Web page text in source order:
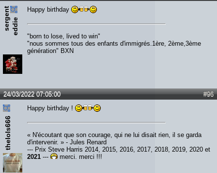
s
e
rg
e
n
t
e
d
d
ie
Happy birthday
"born to lose, lived to win"
"nous sommes tous des enfants d'immigrés.1ère, 2ème,3ème
génération" BXN
#96
24/03/2022 07:05:00
thelols666
Happy birthday !
« N'écoutant que son courage, qui ne lui disait rien, il se garda
d'intervenir. » - Jules Renard
--- Prix Steve Harris 2014, 2015, 2016, 2017, 2018, 2019, 2020 et
2021 --- merci, merci !!!